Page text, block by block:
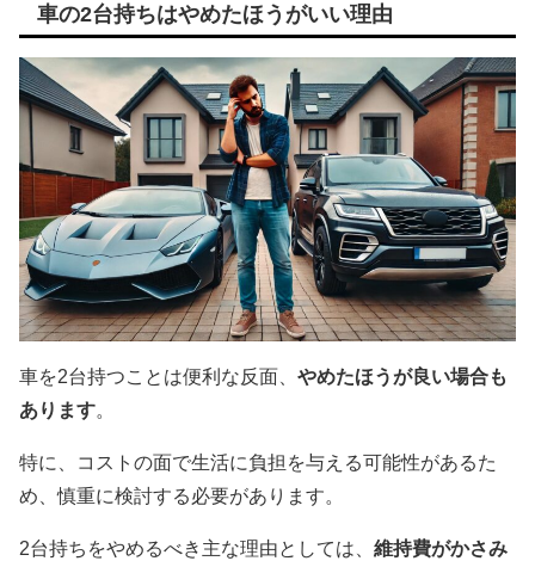
車の2台持ちはやめたほうがいい理由
車を2台持つことは便利な反面、 やめたほうが良い場合も
あります。
特に、コストの面で生活に負担を与える可能性があるた
め、慎重に検討する必要があります。
2台持ちをやめるべき主な理由としては、 維持費がかさみ